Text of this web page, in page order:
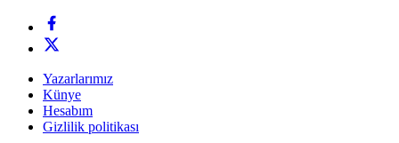
Yazarlarımız
Künye
Hesabım
Gizlilik politikası